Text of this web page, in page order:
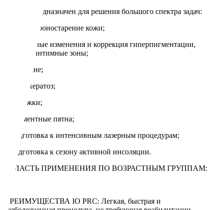
IO PRC предназначен для решения большого спектра задач:
• Фото и хроностарение кожи;
• Возрастные изменения и коррекция гиперпигментации,
включая интимные зоны;
• пост-акне;
• Гиперкератоз;
• Растяжки;
• Пигментные пятна;
• Подготовка к интенсивным лазерным процедурам;
• Подготовка к сезону активной инсоляции.
ОБЛАСТЬ ПРИМЕНЕНИЯ ПО ВОЗРАСТНЫМ ГРУППАМ:
ПРЕИМУЩЕСТВА IO PRC: Легкая, быстрая и